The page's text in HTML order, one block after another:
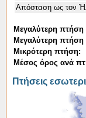
Απόσταση ως τον
Μεγαλύτερη
Μεγαλύτερη πτήση
Μικρότερη πτήση:
Μέσος όρος ανά
Πτήσεις